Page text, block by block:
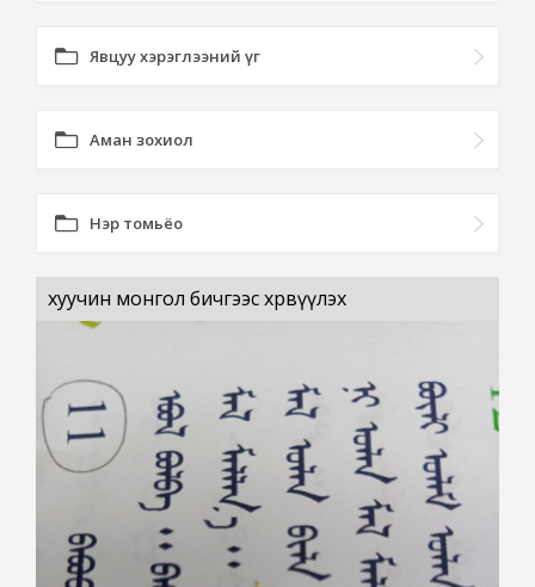
Явцуу хэрэглээний үг
Аман зохиол
Нэр томьёо
хуучин монгол бичгээс хөрвүүлэх